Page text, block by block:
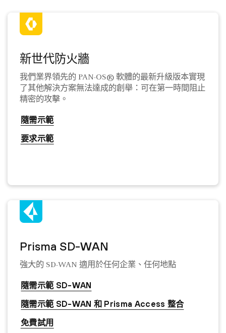
新世代防火牆
我們業界領先的 PAN-OS® 軟體的最新升級版本實現
了其他解決方案無法達成的創舉：可在第一時間阻止
精密的攻擊。
隨需示範
要求示範
Prisma SD-WAN
強大的 SD-WAN 適用於任何企業、任何地點
隨需示範 SD-WAN
隨需示範 SD-WAN 和 Prisma Access 整合
免費試用